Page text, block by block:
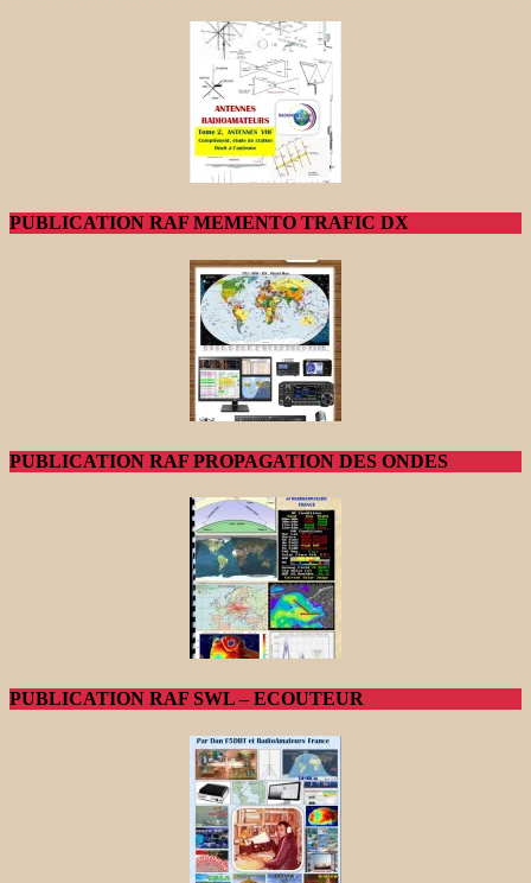
PUBLICATION RAF MEMENTO TRAFIC DX
PUBLICATION RAF PROPAGATION DES ONDES
PUBLICATION RAF SWL – ECOUTEUR